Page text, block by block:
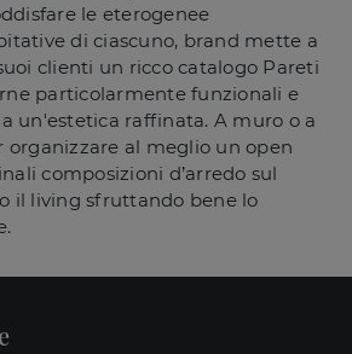
le eterogenee
di ciascuno, brand mette a
clienti un ricco catalogo Pareti
particolarmente funzionali e
un'estetica raffinata. A muro o a
organizzare al meglio un open
composizioni d’arredo sul
il living sfruttando bene lo